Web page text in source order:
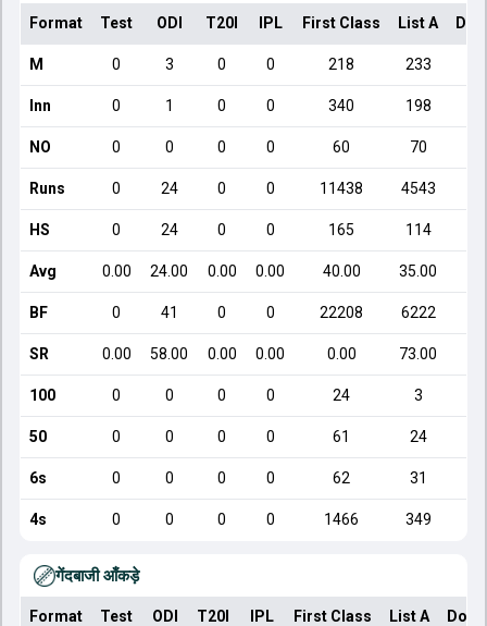
Format Test ODI T20I IPL First Class List A
M 0 3 0 0 218 233
Inn 0 1 0 0 340 198
NO 0 0 0 0 60 70
Runs 0 24 0 0 11438 4543
HS 0 24 0 0 165 114
Avg 0.00 24.00 0.00 0.00 40.00 35.00
BF 0 41 0 0 22208 6222
SR 0.00 58.00 0.00 0.00 0.00 73.00
100 0 0 0 0 24 3
50 0 0 0 0 61 24
6s 0 0 0 0 62 31
4s 0 0 0 0 1466 349
गेंदबाजी आँकड़े
Format Test ODI T20I IPL First Class List A